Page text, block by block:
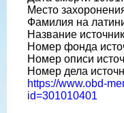
Место
Фамилия на
Название
Номер фонда
Номер описи
Номер дела
https://www.obd-
id=301010401